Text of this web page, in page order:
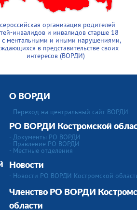
организация родителей
инвалидов и инвалидов старше 18
с ментальными и иными нарушениями,
в представительстве своих
интересов (ВОРДИ)
О ВОРДИ
- Переход на центральный сайт ВОРДИ
РО ВОРДИ Костромской
- Документы РО ВОРДИ
- Правление РО ВОРДИ
- Местные отделения
Новости
- Новости РО ВОРДИ Костромской
Членство РО ВОРДИ
области